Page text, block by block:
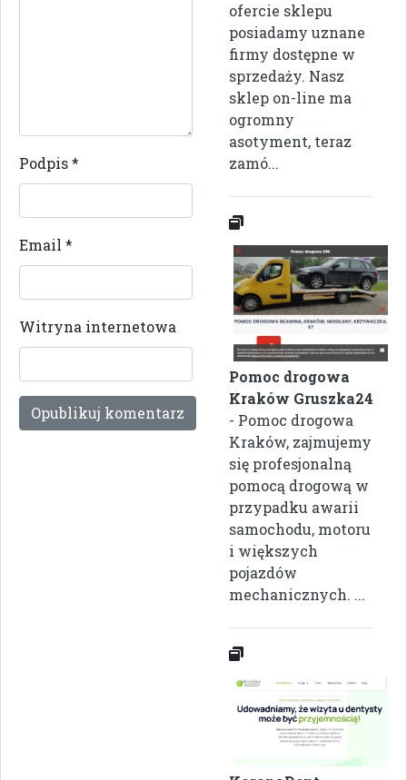
Podpis*
Email *
Witryna internetowa
ofercie sklepu
posiadamy uznane
firmy dostępne w
sprzedaży. Nasz
sklep on-line ma
ogromny
asotyment, teraz
zamó...
Pomoc drogowa
Kraków Gruszka24
- Pomoc drogowa
Kraków, zajmujemy
się profesjonalną
pomocą drogową w
przypadku awarii
samochodu, motoru
i większych
pojazdów
mechanicznych. ...